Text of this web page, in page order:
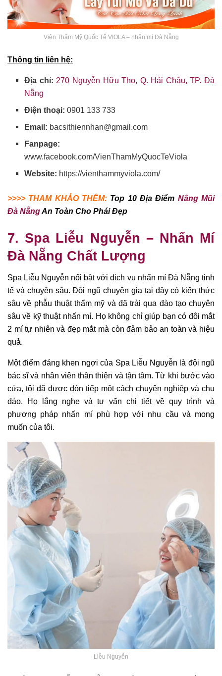
Viện Thẩm Mỹ Quốc Tế VIOLA – nhấn mí Đà Nẵng
Thông tin liên hệ:
Địa chỉ: 270 Nguyễn Hữu Thọ, Q. Hải Châu, TP. Đà
Nẵng
Điện thoại:0901 133 733
Email: bacsithiennhan@gmail.com
Fanpage:
www.facebook.com/VienThamMyQuocTeViola
Website: https://vienthammyviola.com/
>>>> THAM KHẢO THÊM: Top 10 Địa Điểm Nâng Mũi
Đà NẵngAn Toàn Cho Phái Đẹp
7. Spa Liễu Nguyễn – Nhấn Mí
Đà Nẵng Chất Lượng
Spa Liễu Nguyễn nổi bật với dịch vụ nhấn mí Đà Nẵng tinh
tế và chuyên sâu. Đội ngũ chuyên gia tại đây có kiến thức
sâu về phẫu thuật thẩm mỹ và đã trải qua đào tạo chuyên
sâu về kỹ thuật nhấn mí. Họ không chỉ giúp bạn có đôi mắt
2 mí tự nhiên và đẹp mắt mà còn đảm bảo an toàn và hiệu
quả.
Một điểm đáng khen ngợi của Spa Liễu Nguyễn là đội ngũ
bác sĩ và nhân viên thân thiện và tận tâm. Từ khi bước vào
cửa, tôi đã được đón tiếp một cách chuyên nghiệp và chu
đáo. Họ lắng nghe và tư vấn chi tiết về quy trình và
phương pháp nhấn mí phù hợp với nhu cầu và mong
muốn của tôi.
Liễu Nguyễn